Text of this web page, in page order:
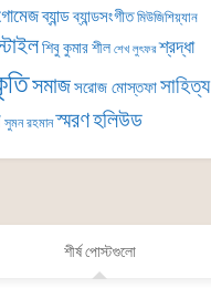
ব্যান্ডব্যান্ডসংগীত মিউজিশিয়্যান
শিবু কুমার শীল শেখ লুৎফর শ্রদ্ধা
সমাজসরোজ মোস্তফাসাহিত্য
সুমন রহমান স্মরণহলিউড
শীর্ষ পোস্টগুলো